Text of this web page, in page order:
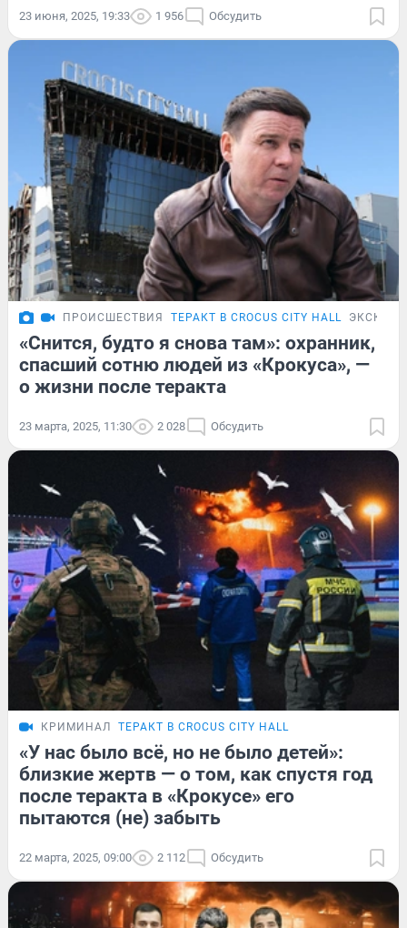
23 июня, 2025, 19:33 1 956 Обсудить
ПРОИСШЕСТВИЯ ТЕРАКТ В CROCUS CITY HALL
«Снится, будто я снова там»: охранник,
спасший сотню людей из «Крокуса», —
о жизни после теракта
23 марта, 2025, 11:30 2 028 Обсудить
КРИМИНАЛ ТЕРАКТ В CROCUS CITY HALL
«У нас было всё, но не было детей»:
близкие жертв — о том, как спустя год
после теракта в «Крокусе» его
пытаются (не) забыть
22 марта, 2025, 09:00 2 112 Обсудить